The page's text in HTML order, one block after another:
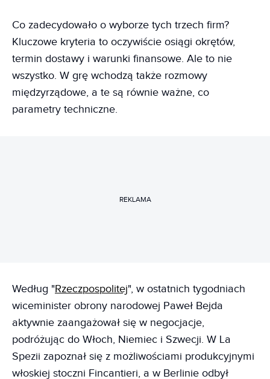
Co zadecydowało o wyborze tych trzech firm?
Kluczowe kryteria to oczywiście osiągi okrętów,
termin dostawy i warunki finansowe. Ale to nie
wszystko. W grę wchodzą także rozmowy
międzyrządowe, a te są równie ważne, co
parametry techniczne.
REKLAMA
Według "Rzeczpospolitej", w ostatnich tygodniach
wiceminister obrony narodowej Paweł Bejda
aktywnie zaangażował się w negocjacje,
podróżując do Włoch, Niemiec i Szwecji. W La
Spezii zapoznał się z możliwościami produkcyjnymi
włoskiej stoczni Fincantieri, a w Berlinie odbył